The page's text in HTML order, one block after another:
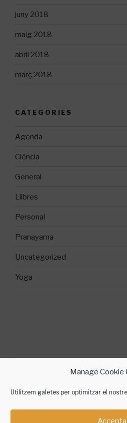
Manage Cookie
Utilitzem galetes per optimitzar el
Accepta
juny 2018
maig 2018
abril 2018
març 2018
CATEGORIES
Agenda
Ciència
General
Llibres
Personal
Pranayama
Uncategorized
Yoga
contacte @